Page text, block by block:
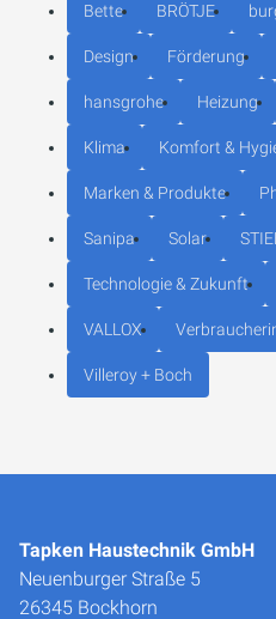
Bette BRÖTJE
Design Förderung
hansgrohe Heizung
Klima Komfort &
Marken & Produkte
Sanipa Solar
Technologie & Zukunft
VALLOX
Villeroy + Boch
Tapken Haustechnik GmbH
Neuenburger Straße 5
26345 Bockhorn